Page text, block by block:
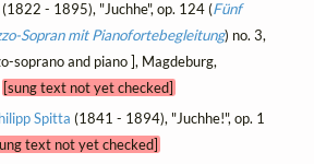
(1822 - 1895), "Juchhe", op. 124 (Fünf
Sopran mit Pianofortebegleitung) no. 3,
soprano and piano ], Magdeburg,
[sung text not yet checked]
Spitta (1841 - 1894), "Juchhe!", op. 1
text not yet checked]